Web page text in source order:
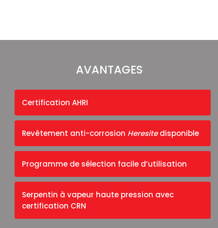
AVANTAGES
Certification AHRI
Revêtement anti-corrosion Heresitedisponible
Programme de sélection facile d’utilisation
Serpentin à vapeur haute pression avec
certification CRN